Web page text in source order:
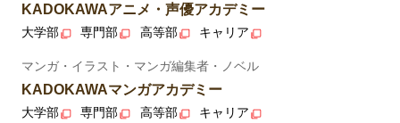
KADOKAWAアニメ・声優アカデミー
大学部 専門部 高等部 キャリア
マンガ・イラスト・マンガ編集者・ノベル
KADOKAWAマンガアカデミー
大学部 専門部 高等部 キャリア